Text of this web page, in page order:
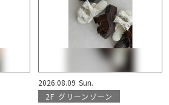
2026.08.09 Sun.
2F グリーンゾーン